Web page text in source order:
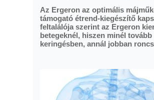
Az Ergeron az optimális
támogató étrend-kiegészítő
feltalálója szerint az Ergeron
betegeknél, hiszen minél
keringésben, annál jobban